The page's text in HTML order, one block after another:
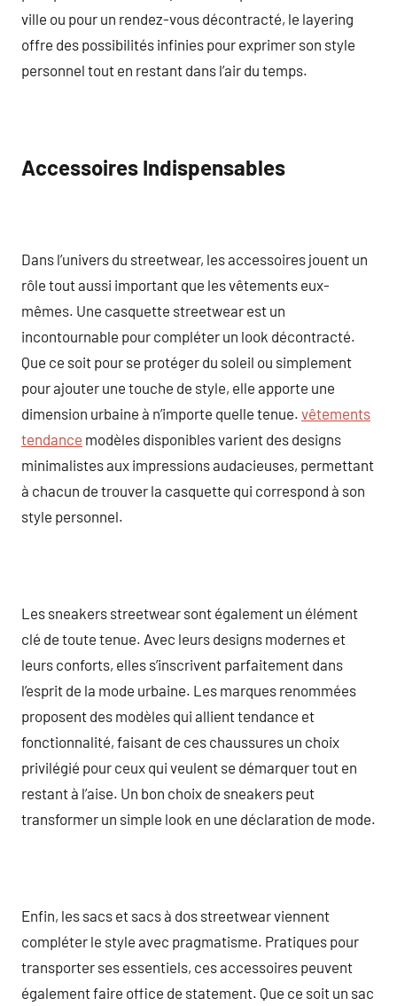
ville ou pour un rendez-vous décontracté, le layering
offre des possibilités infinies pour exprimer son style
personnel tout en restant dans l’air du temps.
Accessoires Indispensables
Dans l’univers du streetwear, les accessoires jouent un
rôle tout aussi important que les vêtements eux-
mêmes. Une casquette streetwear est un
incontournable pour compléter un look décontracté.
Que ce soit pour se protéger du soleil ou simplement
pour ajouter une touche de style, elle apporte une
dimension urbaine à n’importe quelle tenue. vêtements
tendance modèles disponibles varient des designs
minimalistes aux impressions audacieuses, permettant
à chacun de trouver la casquette qui correspond à son
style personnel.
Les sneakers streetwear sont également un élément
clé de toute tenue. Avec leurs designs modernes et
leurs conforts, elles s’inscrivent parfaitement dans
l’esprit de la mode urbaine. Les marques renommées
proposent des modèles qui allient tendance et
fonctionnalité, faisant de ces chaussures un choix
privilégié pour ceux qui veulent se démarquer tout en
restant à l’aise. Un bon choix de sneakers peut
transformer un simple look en une déclaration de mode.
Enfin, les sacs et sacs à dos streetwear viennent
compléter le style avec pragmatisme. Pratiques pour
transporter ses essentiels, ces accessoires peuvent
également faire office de statement. Que ce soit un sac